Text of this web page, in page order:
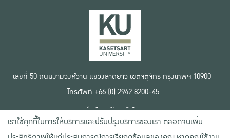
เลขที่ 50 ถนนงามวงศ์วาน แขวงลาดยาว เขตจตุจักร กรุงเทพฯ 10900
โทรศัพท์ +66 (0) 2942 8200-45
เงื่อนไขการใช้งานเว็บไซต์
ข้อตกลงด้านสิทธิ์ใช้งาน
นโยบายความเป็นส่วนตัว
เราใช้คุกกี้ในการให้บริการและปรับปรุงบริการของเรา ตลอดจนเพิ่ม